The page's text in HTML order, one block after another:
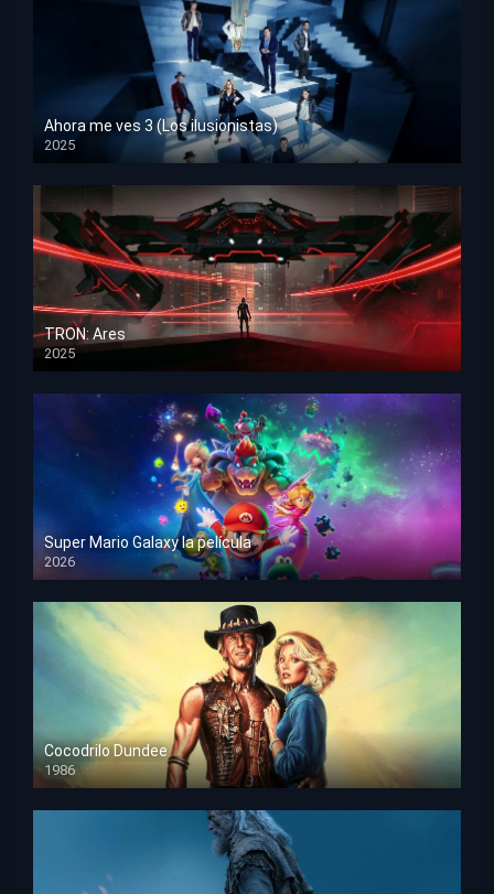
Ahora me ves 3 (Los ilusionistas)
2025
HD 1080p
TRON: Ares
2025
HD 1080p
Super Mario Galaxy la película
2026
HD 1080p
Cocodrilo Dundee
1986
HD 1080p